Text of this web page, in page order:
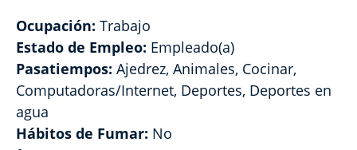
Ocupación: Trabajo
Estado de Empleo: Empleado(a)
Pasatiempos: Ajedrez, Animales, Cocinar,
Computadoras/Internet, Deportes, Deportes en
agua
Hábitos de Fumar: No